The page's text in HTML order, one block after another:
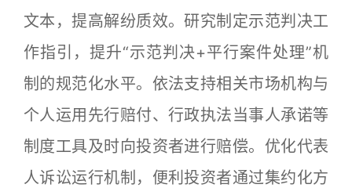
文本，提高解纷质效。研究制定示范判决工
作指引，提升“示范判决+平行案件处理”机
制的规范化水平。依法支持相关市场机构与
个人运用先行赔付、行政执法当事人承诺等
制度工具及时向投资者进行赔偿。优化代表
人诉讼运行机制，便利投资者通过集约化方